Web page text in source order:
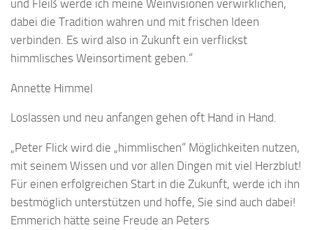
und Fleiß werde ich meine Weinvisionen verwirklichen,
dabei die Tradition wahren und mit frischen Ideen
verbinden. Es wird also in Zukunft ein verflickst
himmlisches Weinsortiment geben.“
Annette Himmel
Loslassen und neu anfangen gehen oft Hand in Hand.
„Peter Flick wird die „himmlischen“ Möglichkeiten nutzen,
mit seinem Wissen und vor allen Dingen mit viel Herzblut!
Für einen erfolgreichen Start in die Zukunft, werde ich ihn
bestmöglich unterstützen und hoffe, Sie sind auch dabei!
Emmerich hätte seine Freude an Peters